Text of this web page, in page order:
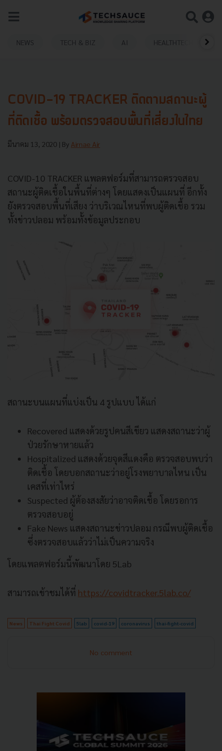
NEWS TECH & BIZ AI HEALTHTECH
COVID-19 TRACKER ติดตามสถานะผู้
ที่ติดเชื้อ พร้อมตรวจสอบพื้นที่เสี่ยงในไทย
มีนาคม 13, 2020 | By Airnae Air
COVID-10 TRACKER แพลตฟอร์มที่สามารถตรวจสอบ
สถานะผู้ติดเชื้อในพื้นที่ต่างๆ โดยแสดงเป็นแผนที่ อีกทั้ง
ยังตรวจสอบพื้นที่เสียง ว่าบริเวณไหนที่พบผู้ติดเชื้อ รวม
ทั้งข่าวปลอม พร้อมทั้งข้อมูลประกอบ
สถานะบนแผนที่แบ่งเป็น 4 รูปแบบ ได้แก่
Recovered แสดงด้วยรูปคนสีเขียว แสดงสถานะว่าผู้
ป่วยรักษาหายแล้ว
Hospitalized แสดงด้วยจุดสีแดงคือ ตรวจสอบพบว่า
ติดเชื้อ โดยบอกสถานะว่าอยู่โรงพยาบาลไหน เป็น
เคสที่เท่าไหร่
Suspected ผู้ต้องสงสัยว่าอาจติดเชื้อ โดยรอการ
ตรวจสอบอยู่
Fake News แสดงสถานะข่าวปลอม กรณีพบผู้ติดเชื้อ
ซึ่งตรวจสอบแล้วว่าไม่เป็นความจริง
โดยแพลตฟอร์มนี้พัฒนาโดย 5Lab
สามารถเข้าชมได้ที่ https://covidtracker.5lab.co/
News Thai Fight Covid 5lab covid-19 coronavirus thai-fight-covid
No comment